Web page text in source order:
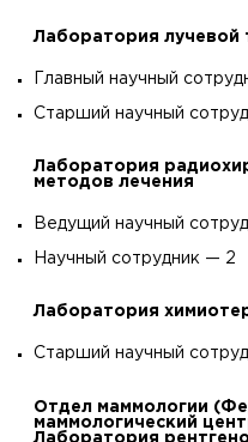
Лаборатория лучевой
Главный научный
Старший научный
Лаборатория
методов лечения
Ведущий научный
Научный сотрудник — 2
Лаборатория
Старший научный
Отдел маммологии
маммологический
Лаборатория